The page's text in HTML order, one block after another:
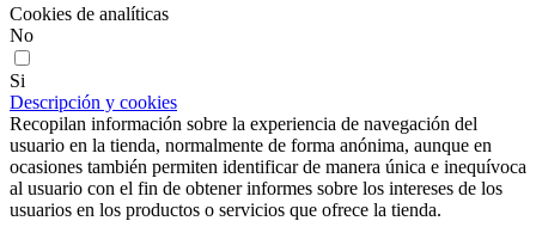
Cookies de analíticas
No
Si
Descripción y cookies
Recopilan información sobre la experiencia de navegación del
usuario en la tienda, normalmente de forma anónima, aunque en
ocasiones también permiten identificar de manera única e inequívoca
al usuario con el fin de obtener informes sobre los intereses de los
usuarios en los productos o servicios que ofrece la tienda.